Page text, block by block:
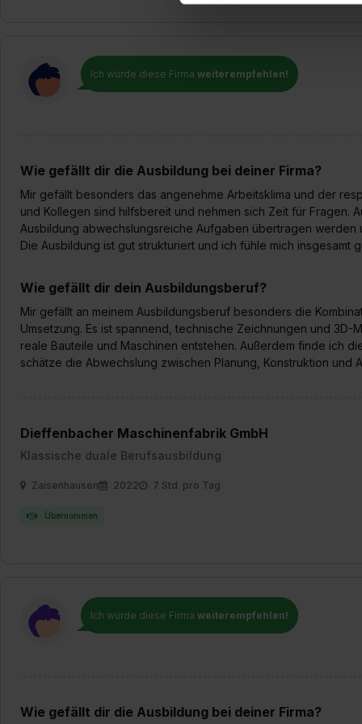
Einwilligung zur Platzierung
umfasst hierbei die
verfügen über kein
Ich würde diese Firma weiterempfehlen!
Wie gefällt dir die Ausbildung bei deiner Firma?
Mir gefällt besonders das angenehme Arbeitsklima und der
und Kollegen sind hilfsbereit und nehmen sich Zeit für Fragen.
Ausbildung abwechslungsreiche Aufgaben übertragen werden
Die Ausbildung ist gut strukturiert und ich fühle mich insgesamt
Wie gefällt dir dein Ausbildungsberuf?
Mir gefällt an meinem Ausbildungsberuf besonders die
Umsetzung. Es ist spannend, technische Zeichnungen und
reale Bauteile und Maschinen entstehen. Außerdem finde ich
schätze die Abwechslung zwischen Planung, Konstruktion und
Dieffenbacher Maschinenfabrik GmbH
Klassische duale Berufsausbildung
Zaisenhausen 2022 7 Std. pro Tag
Übernommen
Ich würde diese Firma weiterempfehlen!
Wie gefällt dir die Ausbildung bei deiner Firma?